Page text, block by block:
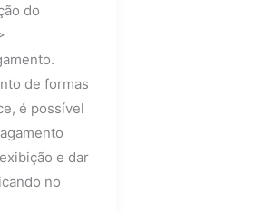
do
de formas
é possível
e dar
no